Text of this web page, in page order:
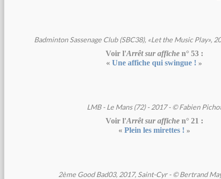
Badminton Sassenage Club (SBC38), «Let the Music Play»,
Voir l'Arrêt sur affiche n° 53 :
«Une affiche qui swingue ! »
LMB - Le Mans (72) - 2017 - © Fabien
Voir l'Arrêt sur affiche n° 21 :
« Plein les mirettes ! »
2ème Good Bad03, 2017, Saint-Cyr - © Bertrand